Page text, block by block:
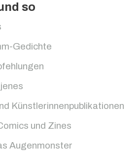
so
Gedichte
Künstlerinnenpublikationen
und Zines
Augenmonster